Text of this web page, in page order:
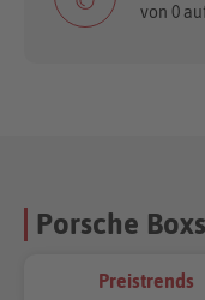
von 0
Porsche
Preistrends